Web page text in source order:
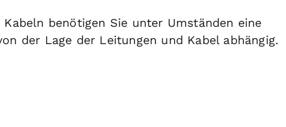
benötigen Sie unter Umständen eine
der Lage der Leitungen und Kabel abhängig.